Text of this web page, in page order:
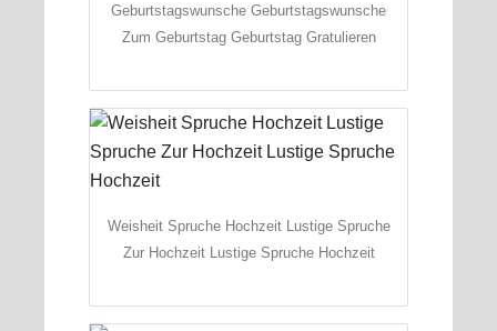
Geburtstagswunsche Geburtstagswunsche
Zum Geburtstag Geburtstag Gratulieren
Weisheit Spruche Hochzeit Lustige Spruche
Zur Hochzeit Lustige Spruche Hochzeit